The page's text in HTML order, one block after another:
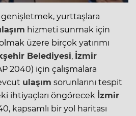
genişletmek, yurttaşlara
hizmeti sunmak için
üzere birçok yatırımı
Belediyesi, İzmir
2040) için çalışmalara
ulaşım sorunlarını tespit
ihtiyaçları öngörecek İzmir
kapsamlı bir yol haritası